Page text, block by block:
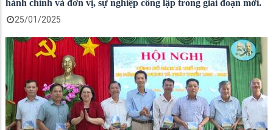
hành chính và đơn vị, sự nghiệp công lập trong giai đoạn mới.
25/01/2025